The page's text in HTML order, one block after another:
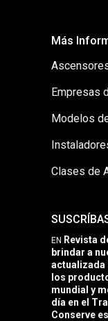
Más
Empresas
Modelos
Clases de
EN Revista
brindar a
actualizada
los
mundial y
día en el
Conserve